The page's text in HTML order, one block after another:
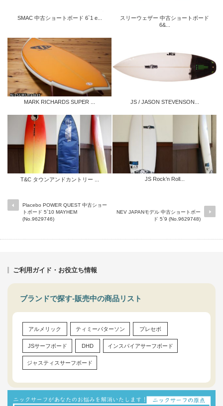
SMAC 中古ショートボード 6`1 e...
スリーウェザー 中古ショートボード
6&...
MARK RICHARDS SUPER ... JS / JASON STEVENSON...
T&C タウンアンドカントリー ... JS Rock’n Roll...
Placebo POWER QUEST 中古ショー
トボード 5`10 MAYHEM
(No.9629746)
NEV JAPANモデル 中古ショートボー
ド 5`9 (No.9629748)
ご利用ガイド・お役立ち情報
ブランドで探す-販売中の商品リスト
アルメリック ティミーパターソン プレセボ
JSサーフボード DHD インスパイアサーフボード
ジャスティスサーフボード